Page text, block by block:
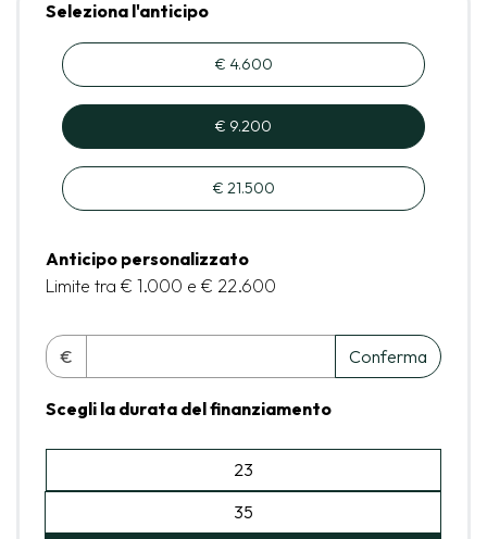
Seleziona l'anticipo
€ 4.600
€ 9.200
€ 21.500
Anticipo personalizzato
Limite tra € 1.000 e € 22.600
€ Conferma
Scegli la durata del finanziamento
23
35